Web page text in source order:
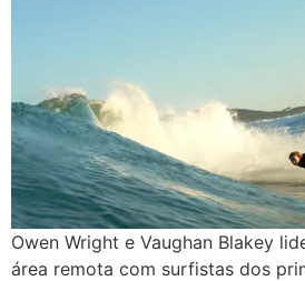
Owen Wright e Vaughan Blakey
área remota com surfistas dos